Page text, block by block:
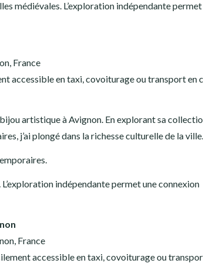
médiévales. L’exploration indépendante permet
France
accessible en taxi, covoiturage ou transport en
artistique à Avignon. En explorant sa
j’ai plongé dans la richesse culturelle de la ville.
indépendante permet une connexion
France
accessible en taxi, covoiturage ou